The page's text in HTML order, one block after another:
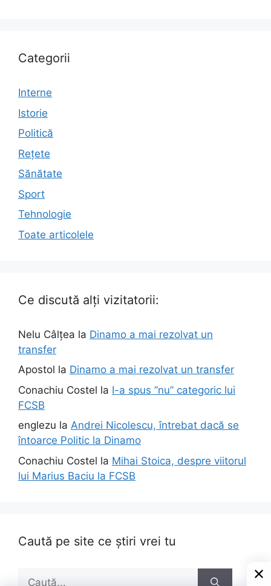
Categorii
Interne
Istorie
Politică
Rețete
Sănătate
Sport
Tehnologie
Toate articolele
Ce discută alți vizitatorii:
Nelu Câlțea la Dinamo a mai rezolvat un
transfer
Apostol la Dinamo a mai rezolvat un transfer
Conachiu Costel la I-a spus ”nu” categoric lui
FCSB
englezu la Andrei Nicolescu, întrebat dacă se
întoarce Politic la Dinamo
Conachiu Costel la Mihai Stoica, despre viitorul
lui Marius Baciu la FCSB
Caută pe site ce știri vrei tu